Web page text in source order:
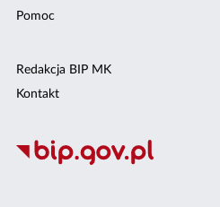
Pomoc
Redakcja BIP MK
Kontakt